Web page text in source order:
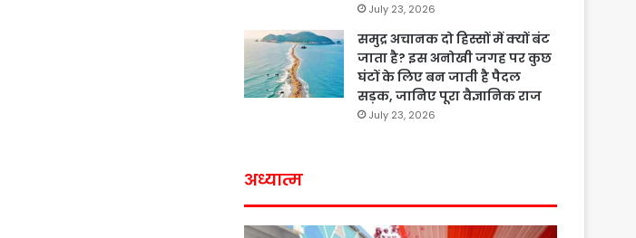
July 23, 2026
समुद्र अचानक दो हिस्सों में क्यों बंट
जाता है? इस अनोखी जगह पर कुछ
घंटों के लिए बन जाती है पैदल
सड़क, जानिए पूरा वैज्ञानिक राज
July 23, 2026
अध्यात्म